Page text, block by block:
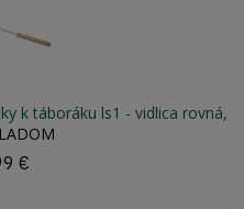
k táboráku ls1 - vidlica rovná,
€